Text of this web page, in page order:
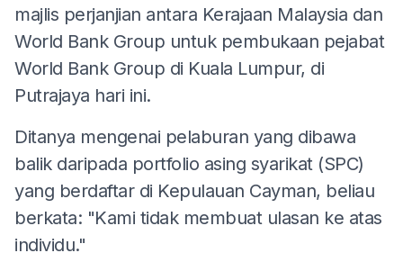
majlis perjanjian antara Kerajaan Malaysia dan
World Bank Group untuk pembukaan pejabat
World Bank Group di Kuala Lumpur, di
Putrajaya hari ini.
Ditanya mengenai pelaburan yang dibawa
balik daripada portfolio asing syarikat (SPC)
yang berdaftar di Kepulauan Cayman, beliau
berkata: "Kami tidak membuat ulasan ke atas
individu."